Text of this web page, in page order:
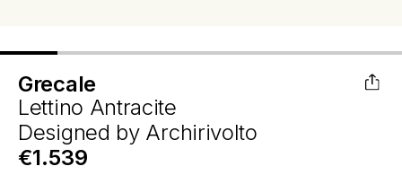
Grecale
Lettino Antracite
Designed by Archirivolto
€1.539